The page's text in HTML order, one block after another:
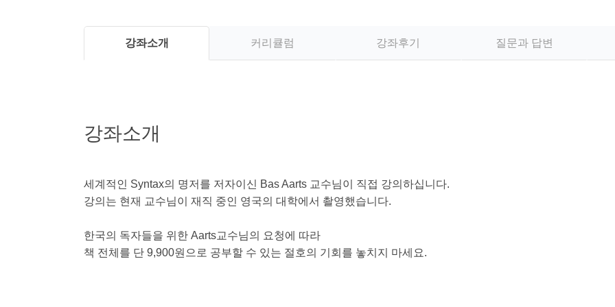
강좌소개 커리큘럼 강좌후기 질문과 답변
강좌소개
세계적인 Syntax의 명저를 저자이신 Bas Aarts 교수님이 직접 강의하십니다.
강의는 현재 교수님이 재직 중인 영국의 대학에서 촬영했습니다.
한국의 독자들을 위한 Aarts교수님의 요청에 따라
책 전체를 단 9,900원으로 공부할 수 있는 절호의 기회를 놓치지 마세요.